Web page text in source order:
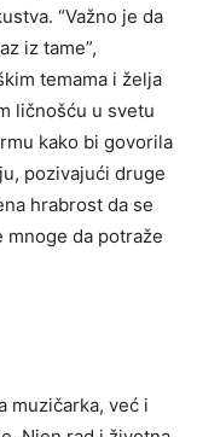
“Važno je da
iz tame”,
temama i želja
ličnošću u svetu
kako bi govorila
pozivajući druge
hrabrost da se
mnoge da potraže
muzičarka, već i